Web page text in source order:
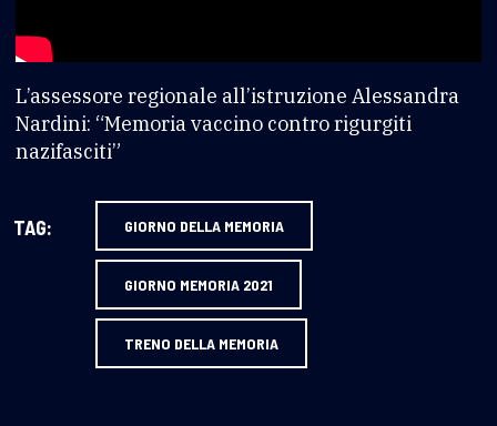
L’assessore regionale all’istruzione Alessandra
Nardini: “Memoria vaccino contro rigurgiti
nazifasciti”
TAG: GIORNO DELLA MEMORIA
GIORNO MEMORIA 2021
TRENO DELLA MEMORIA